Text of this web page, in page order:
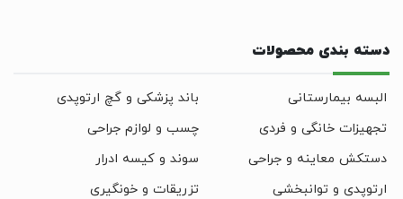
دسته بندی محصولات
البسه بیمارستانی
باند پزشکی و گچ ارتوپدی
تجهیزات خانگی و فردی
چسب و لوازم جراحی
دستکش معاینه و جراحی
سوند و کیسه ادرار
ارتوپدی و توانبخشی
تزریقات و خونگیری